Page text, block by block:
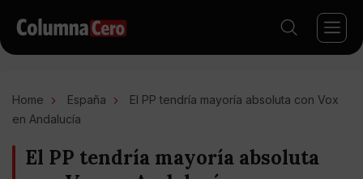
Home España
El PP tendría mayoría absoluta con Vox
en Andalucía
El PP tendría mayoría absoluta